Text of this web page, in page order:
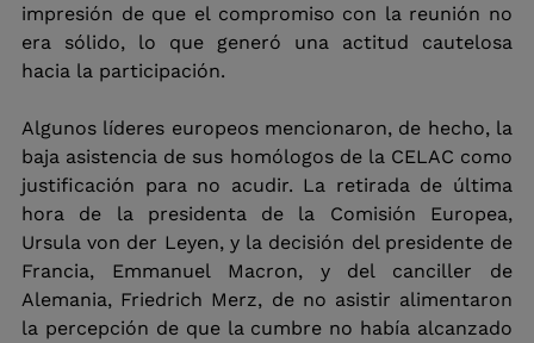
impresión de que el compromiso con la reunión no
era sólido, lo que generó una actitud cautelosa
hacia la participación.
Algunos líderes europeos mencionaron, de hecho, la
baja asistencia de sus homólogos de la CELAC como
justificación para no acudir. La retirada de última
hora de la presidenta de la Comisión Europea,
Ursula von der Leyen, y la decisión del presidente de
Francia, Emmanuel Macron, y del canciller de
Alemania, Friedrich Merz, de no asistir alimentaron
la percepción de que la cumbre no había alcanzado